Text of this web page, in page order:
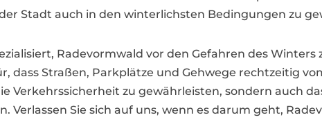
Stadt auch in den winterlichsten Bedingungen zu
Radevormwald vor den Gefahren des
Straßen, Parkplätze und Gehwege rechtzeitig
Verkehrssicherheit zu gewährleisten, sondern auch
Verlassen Sie sich auf uns, wenn es darum geht,